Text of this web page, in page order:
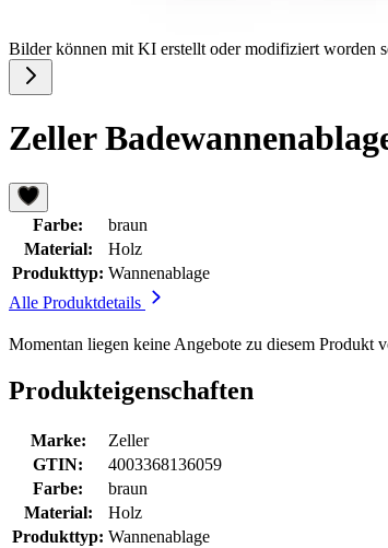
Bilder können mit KI erstellt oder modifiziert worden
Zeller
Farbe:
braun
Material:
Holz
Produkttyp: Wannenablage
Alle Produktdetails
Momentan liegen keine Angebote zu diesem Produkt
Produkteigenschaften
Marke:
Zeller
GTIN:
4003368136059
Farbe:
braun
Material:
Holz
Produkttyp: Wannenablage